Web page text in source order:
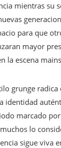
mientras su
para que
mayor
la escena
grunge
identidad
marcado
lo
sigue viva